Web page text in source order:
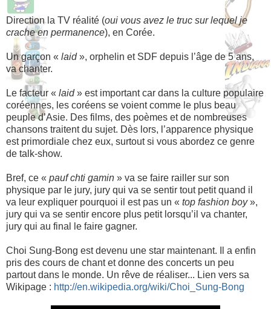
Direction la TV réalité (oui vous avez le truc sur lequel je
crache en permanence), en Corée.
Un garçon « laid», orphelin et SDF depuis l’âge de 5 ans,
va chanter.
Le facteur « laid» est important car dans la culture populaire
coréennes, les coréens se voient comme le plus beau
peuple d’Asie. Des films, des poèmes et de nombreuses
chansons traitent du sujet. Dès lors, l’apparence physique
est primordiale chez eux, surtout si vous abordez ce genre
de talk-show.
Bref, ce « pauf chti gamin » va se faire railler sur son
physique par le jury, jury qui va se sentir tout petit quand il
va leur expliquer pourquoi il est pas un « top fashion boy»,
jury qui va se sentir encore plus petit lorsqu’il va chanter,
jury qui au final le faire gagner.
Choi Sung-Bong est devenu une star maintenant. Il a enfin
pris des cours de chant et donne des concerts un peu
partout dans le monde. Un rêve de réaliser... Lien vers sa
Wikipage : http://en.wikipedia.org/wiki/Choi_Sung-Bong